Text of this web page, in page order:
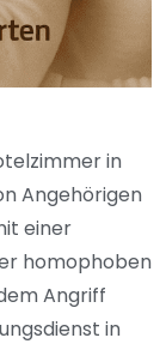
in
Angehörigen
einer
homophoben
Angriff
in